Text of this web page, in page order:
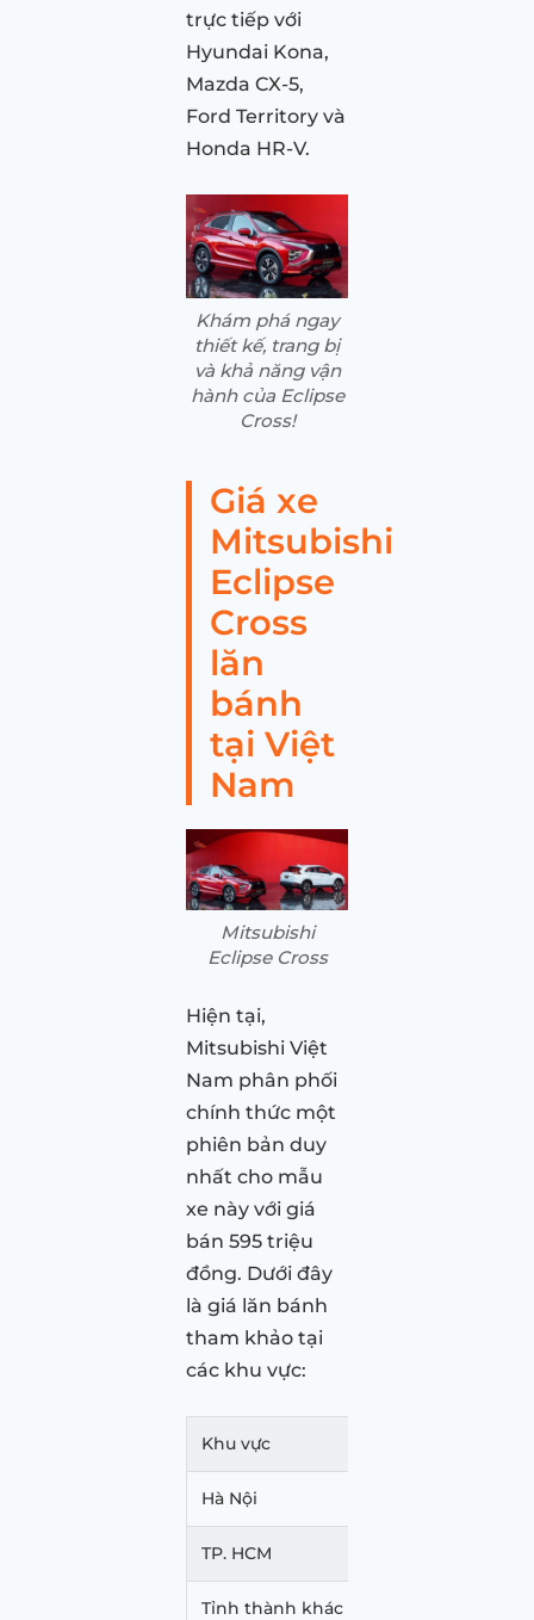
trực tiếp với
Hyundai Kona,
Mazda CX-5,
Ford Territory và
Honda HR-V.
Khám phá ngay
thiết kế, trang bị
và khả năng vận
hành của Eclipse
Cross!
Giá xe
Mitsubishi
Eclipse
Cross
lăn
bánh
tại Việt
Nam
Mitsubishi
Eclipse Cross
Hiện tại,
Mitsubishi Việt
Nam phân phối
chính thức một
phiên bản duy
nhất cho mẫu
xe này với giá
bán 595 triệu
đồng. Dưới đây
là giá lăn bánh
tham khảo tại
các khu vực:
Khu vực
Hà Nội
TP. HCM
Tỉnh thành khác